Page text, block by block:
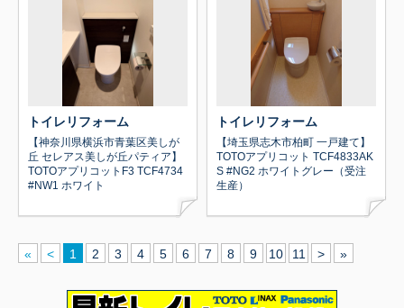
トイレリフォーム
【神奈川県横浜市青葉区美しが
丘 セレアス美しが丘パティア】
TOTOアプリコットF3 TCF4734
#NW1 ホワイト
トイレリフォーム
【埼玉県志木市柏町 一戸建て】
TOTOアプリコット TCF4833AK
S #NG2 ホワイトグレー（受注
生産）
« < 1 2 3 4 5 6 7 8 9 10 11 > »